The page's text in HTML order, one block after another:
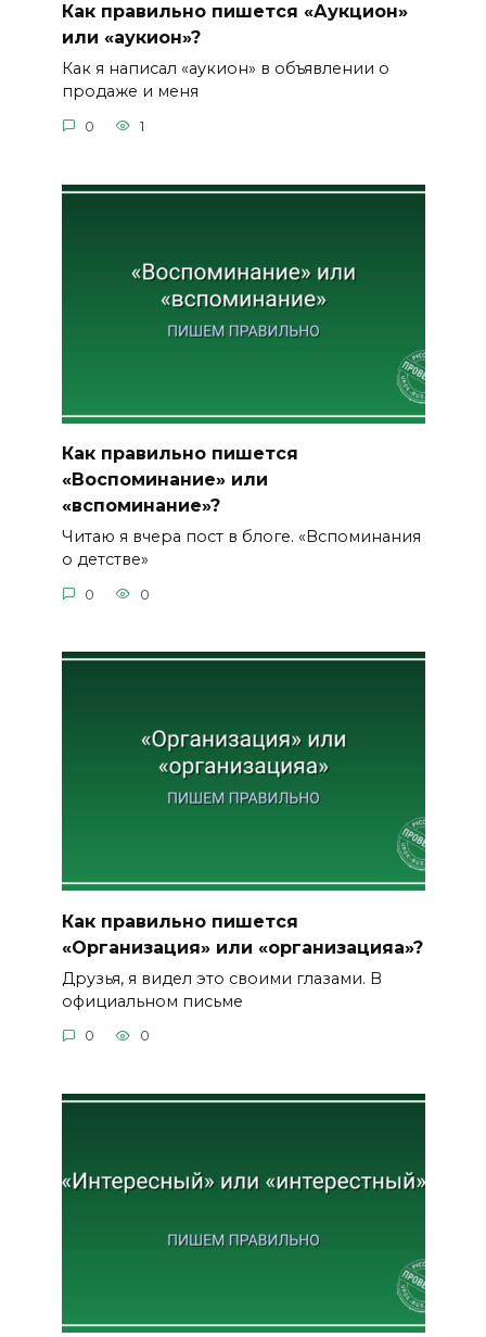
Как правильно пишется «Аукцион»
или «аукион»?
Как я написал «аукион» в объявлении о
продаже и меня
0 1
Как правильно пишется
«Воспоминание» или
«вспоминание»?
Читаю я вчера пост в блоге. «Вспоминания
о детстве»
0 0
Как правильно пишется
«Организация» или «организацияа»?
Друзья, я видел это своими глазами. В
официальном письме
0 0